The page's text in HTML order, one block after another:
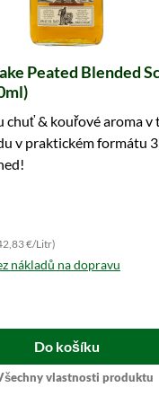
Peated Blended
chuť & kouřové aroma v
v praktickém formátu
€/Litr)
nákladů na dopravu
Do košíku
vlastnosti produktu